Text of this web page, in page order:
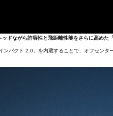
ドながら許容性と飛距離性能をさらに高めた
ンパクト 2.0」を内蔵することで、オフセン